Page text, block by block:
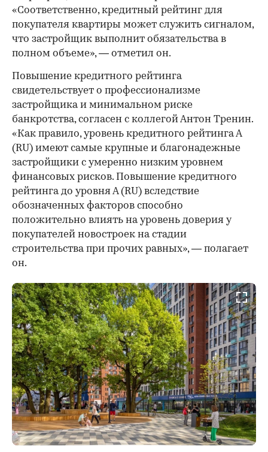
«Соответственно, кредитный рейтинг для
покупателя квартиры может служить сигналом,
что застройщик выполнит обязательства в
полном объеме», — отметил он.
Повышение кредитного рейтинга
свидетельствует о профессионализме
застройщика и минимальном риске
банкротства, согласен с коллегой Антон Тренин.
«Как правило, уровень кредитного рейтинга А
(RU) имеют самые крупные и благонадежные
застройщики с умеренно низким уровнем
финансовых рисков. Повышение кредитного
рейтинга до уровня А (RU) вследствие
обозначенных факторов способно
положительно влиять на уровень доверия у
покупателей новостроек на стадии
строительства при прочих равных», — полагает
он.